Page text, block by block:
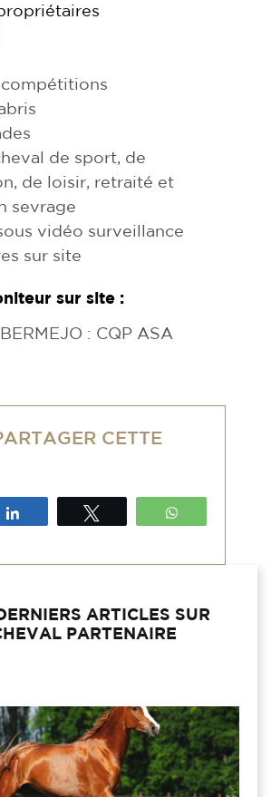
de sport, de
de loisir, retraité et
sevrage
vidéo surveillance
sur site
sur site :
: CQP ASA
CETTE
ARTICLES SUR
PARTENAIRE